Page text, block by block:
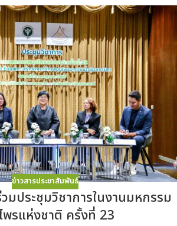
ข่าวสารประชาสัมพันธ์
มประชุมวิชาการในงานมหกรรม
พรแห่งชาติ ครั้งที่ 23